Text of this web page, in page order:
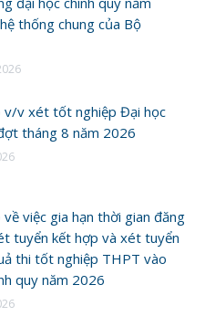
thống chung của Bộ
v/v xét tốt nghiệp Đại học
tháng 8 năm 2026
việc gia hạn thời gian đăng
tuyển kết hợp và xét tuyển
thi tốt nghiệp THPT vào
quy năm 2026